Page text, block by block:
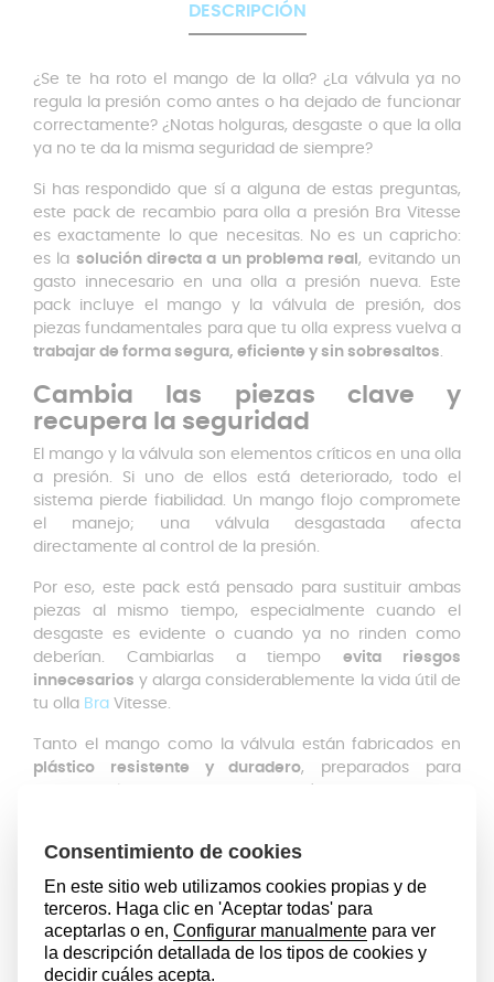
DESCRIPCIÓN
¿Se te ha roto el mango de la olla? ¿La válvula ya no
regula la presión como antes o ha dejado de funcionar
correctamente? ¿Notas holguras, desgaste o que la olla
ya no te da la misma seguridad de siempre?
Si has respondido que sí a alguna de estas preguntas,
este pack de recambio para olla a presión Bra Vitesse
es exactamente lo que necesitas. No es un capricho:
es la solución directa a un problema real, evitando un
gasto innecesario en una olla a presión nueva. Este
pack incluye el mango y la válvula de presión, dos
piezas fundamentales para que tu olla express vuelva a
trabajar de forma segura, eficiente y sin sobresaltos.
Cambia las piezas clave y
recupera la seguridad
El mango y la válvula son elementos críticos en una olla
a presión. Si uno de ellos está deteriorado, todo el
sistema pierde fiabilidad. Un mango flojo compromete
el manejo; una válvula desgastada afecta
directamente al control de la presión.
Por eso, este pack está pensado para sustituir ambas
piezas al mismo tiempo, especialmente cuando el
desgaste es evidente o cuando ya no rinden como
deberían. Cambiarlas a tiempoevita riesgos
innecesarios y alarga considerablemente la vida útil de
tu olla Bra Vitesse.
Tanto el mango como la válvula están fabricados en
plástico resistente y duradero, preparados para
cocinar con normalidad, día tras día.
Con el mango nuevo recuperas unagarre firme y
estable, esencial cuando manipulas una olla caliente.
Con la válvula nueva, vuelves a tener un control
adecuado de la presión, evitando fugas irregulares o